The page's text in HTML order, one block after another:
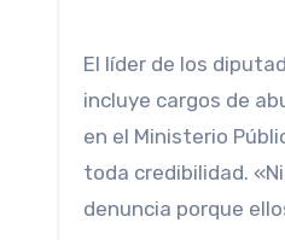
El líder de los
incluye cargos de
en el Ministerio
toda credibilidad.
denuncia porque